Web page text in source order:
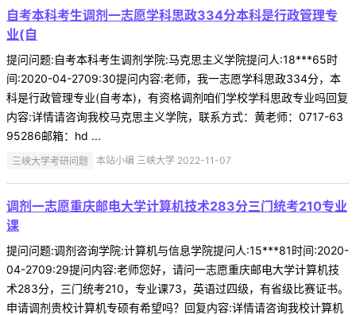
自考本科考生调剂一志愿学科思政334分本科是行政管理专
业(自
提问问题:自考本科考生调剂学院:马克思主义学院提问人:18***65时
间:2020-04-2709:30提问内容:老师，我一志愿学科思政334分，本
科是行政管理专业(自考本)，有资格调剂咱们学校学科思政专业吗回复
内容:详情请咨询我校马克思主义学院，联系方式：黄老师：0717-63
95286邮箱：hd ...
三峡大学考研问题 本站小编 三峡大学 2022-11-07
调剂一志愿重庆邮电大学计算机技术283分三门统考210专业
课
提问问题:调剂咨询学院:计算机与信息学院提问人:15***81时间:2020-
04-2709:29提问内容:老师您好，请问一志愿重庆邮电大学计算机技
术283分，三门统考210，专业课73，英语过四级，有省级比赛证书。
申请调剂贵校计算机专硕有希望吗？回复内容:详情请咨询我校计算机